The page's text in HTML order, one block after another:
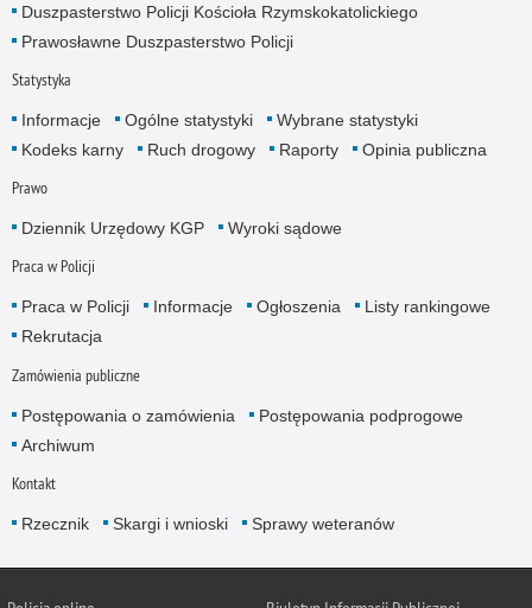
Duszpasterstwo Policji Kościoła Rzymskokatolickiego
Prawosławne Duszpasterstwo Policji
Statystyka
Informacje Ogólne statystyki
Wybrane statystyki
Kodeks karny
Ruch drogowy Raporty Opinia publiczna
Prawo
Dziennik Urzędowy KGP Wyroki sądowe
Praca w Policji
Praca w Policji Informacje Ogłoszenia
Listy rankingowe
Rekrutacja
Zamówienia publiczne
Postępowania o zamówienia
Postępowania podprogowe
Archiwum
Kontakt
Rzecznik Skargi i wnioski Sprawy weteranów